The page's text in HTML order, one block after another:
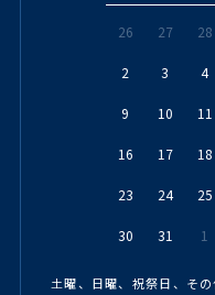
26 27 28
2 3 4
9 10 11
16 17 18
23 24 25
30 31 1
土曜、日曜、祝祭日、そ